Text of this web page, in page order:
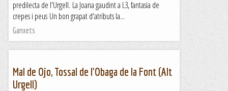
predilecta de l'Urgell. La Joana gaudint a L3, fantasia de
crepes i peus Un bon grapat d'atributs la...
Ganxets
Mal de Ojo, Tossal de l'Obaga de la Font (Alt
Urgell)